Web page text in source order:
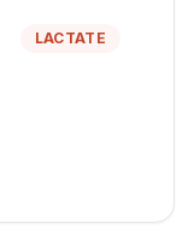
LACTATE